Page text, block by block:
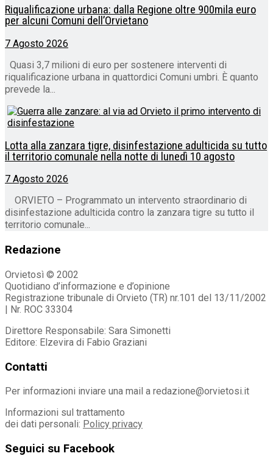
Riqualificazione urbana: dalla Regione oltre 900mila euro
per alcuni Comuni dell’Orvietano
7 Agosto 2026
Quasi 3,7 milioni di euro per sostenere interventi di
riqualificazione urbana in quattordici Comuni umbri. È quanto
prevede la...
Lotta alla zanzara tigre, disinfestazione adulticida su tutto
il territorio comunale nella notte di lunedì 10 agosto
7 Agosto 2026
ORVIETO – Programmato un intervento straordinario di
disinfestazione adulticida contro la zanzara tigre su tutto il
territorio comunale...
Redazione
Orvietosì © 2002
Quotidiano d’informazione e d’opinione
Registrazione tribunale di Orvieto (TR) nr.101 del 13/11/2002
| Nr. ROC 33304
Direttore Responsabile: Sara Simonetti
Editore: Elzevira di Fabio Graziani
Contatti
Per informazioni inviare una mail a redazione@orvietosi.it
Informazioni sul trattamento
dei dati personali: Policy privacy
Seguici su Facebook